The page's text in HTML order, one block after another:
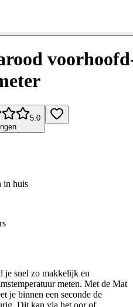
5.0
in huis
je snel zo makkelijk en
meten. Met de Mat
je binnen een seconde de
Dit kan via het oor of